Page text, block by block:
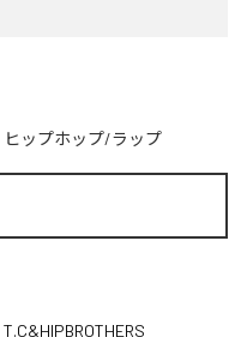
ヒップホップ/ラップ
T.C&HIPBROTHERS